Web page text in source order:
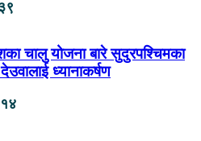
चालु योजना बारे सुदुरपश्चिमका
ध्यानाकर्षण